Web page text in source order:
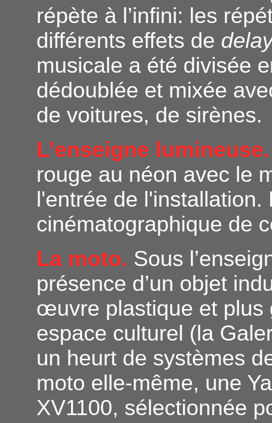
répète à l’infini: les
différents effets de
musicale a été divisée
dédoublée et mixée
de voitures, de sirènes.
L’enseigne
rouge au néon avec le
l'entrée de
cinématographique de
La moto. Sous
présence d’un objet
œuvre plastique et plus
espace culturel (la
un heurt de systèmes
moto elle-même, une
XV1100, sélectionnée